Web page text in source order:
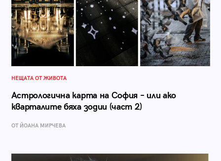
НЕЩАТА ОТ ЖИВОТА
Астрологична карта на София – или ако
кварталите бяха зодии (част 2)
ОТ ЙОАНА МИРЧЕВА